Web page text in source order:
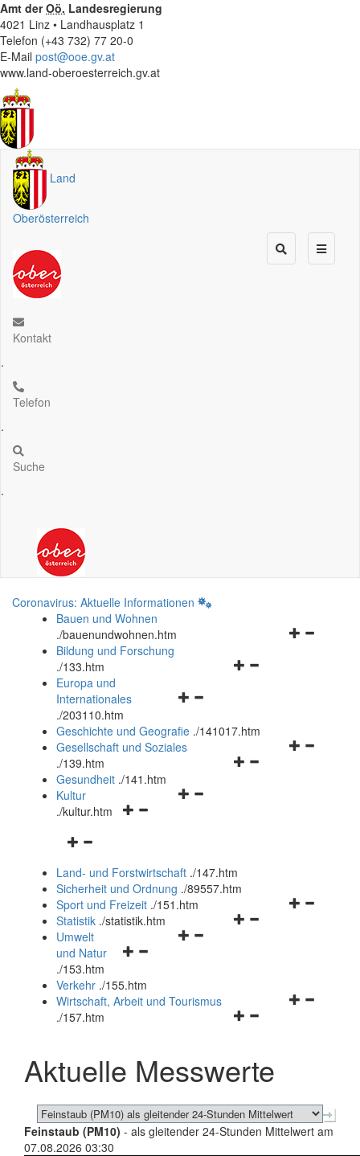
Amt derOö. Landesregierung
4021 Linz • Landhausplatz 1
Telefon (+43 732) 77 20-0
E-Mail post@ooe.gv.at
www.land-oberoesterreich.gv.at
Land
Oberösterreich
Kontakt
.
Telefon
.
Suche
.
Coronavirus: Aktuelle Informationen
Bauen und Wohnen
./bauenundwohnen.htm
Navigationsmenü
Bildung und Forschung
./133.htm
Navigationsmenü
und
schließen
Europa und
Internationales
./203110.htm
Geschichte und Geografie ./141017.htm
Navigationsmenü
Gesellschaft und Soziales
./139.htm
Navigationsmenü
Gesundheit ./141.htm
Navigationsmenü
Kultur
./kultur.htm
Navigationsmenü
und
schließen
Land- und Forstwirtschaft ./147.htm
Sicherheit und Ordnung ./89557.htm
Navigationsmenü
Sport und Freizeit ./151.htm
Navigationsmenü
Statistik ./statistik.htm
Navigationsmenü
und
schließen
Umwelt
und Natur
./153.htm
Verkehr ./155.htm
Navigationsmenü
schließen
Wirtschaft, Arbeit und Tourismus
./157.htm
Aktuelle Messwerte
Feinstaub (PM10) - als gleitender 24-Stunden Mittelwert am
07.08.2026 03:30